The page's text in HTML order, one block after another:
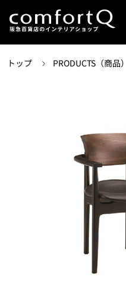
トップ PRODUCTS（商品）